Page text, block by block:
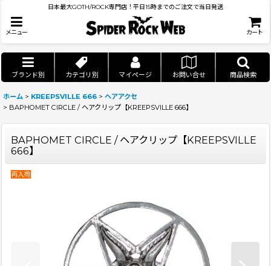
日本最大GOTH/ROCK専門店！平日15時までのご注文で当日発送
メニュー カート
ブランド別 カテゴリ別 マイページ お問い合せ 商品検索
ホーム > KREEPSVILLE 666 > ヘアアクセ
> BAPHOMET CIRCLE / ヘアクリップ【KREEPSVILLE 666】
BAPHOMET CIRCLE / ヘアクリップ【KREEPSVILLE
666】